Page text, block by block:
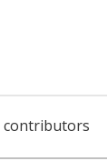
contributors